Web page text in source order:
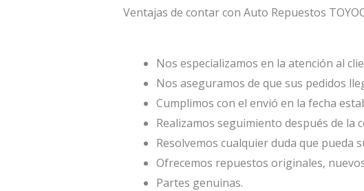
Ventajas de contar con Auto Repuestos
Nos especializamos en la atención al
Nos aseguramos de que sus pedidos
Cumplimos con el envió en la fecha
Realizamos seguimiento después de la
Resolvemos cualquier duda que pueda
Ofrecemos repuestos originales,
Partes genuinas.